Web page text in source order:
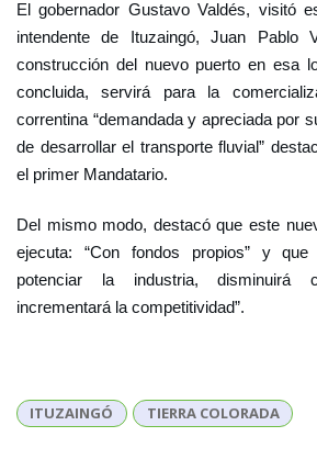
El gobernador Gustavo Valdés, visitó
intendente de Ituzaingó, Juan Pablo
construcción del nuevo puerto en esa
concluida, servirá para la
correntina “demandada y apreciada por
de desarrollar el transporte fluvial”
el primer Mandatario.
Del mismo modo, destacó que este
ejecuta: “Con fondos propios” y
potenciar la industria, disminuirá
incrementará la competitividad”.
ITUZAINGÓ TIERRA COLORADA